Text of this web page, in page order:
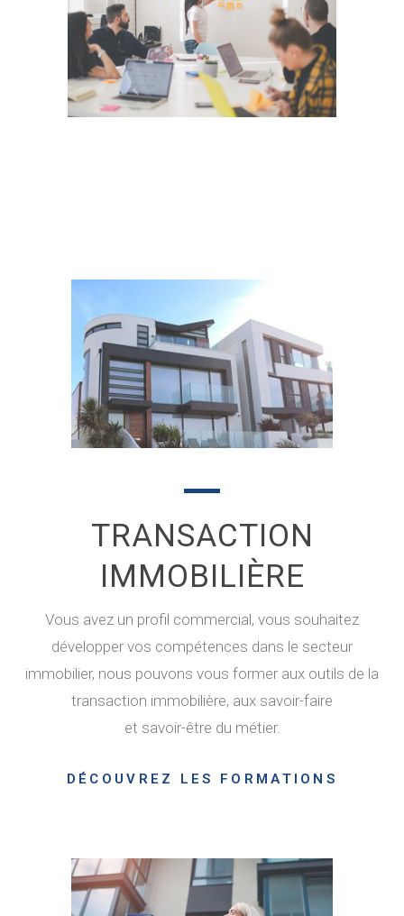
TRANSACTION
IMMOBILIÈRE
Vous avez un profil commercial, vous souhaitez
développer vos compétences dans le secteur
immobilier, nous pouvons vous former aux outils de la
transaction immobilière, aux savoir-faire
et savoir-être du métier.
DÉCOUVREZ LES FORMATIONS